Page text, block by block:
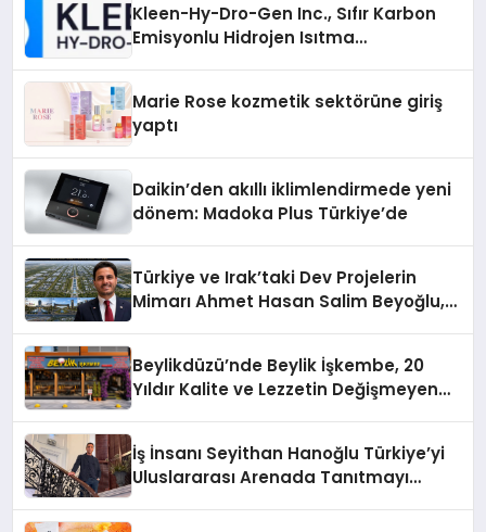
Kleen-Hy-Dro-Gen Inc., Sıfır Karbon
Emisyonlu Hidrojen Isıtma
Marie Rose kozmetik sektörüne giriş
yaptı
Daikin’den akıllı iklimlendirmede yeni
dönem: Madoka Plus Türkiye’de
Türkiye ve Irak’taki Dev Projelerin
Mimarı Ahmet Hasan Salim Beyoğlu,
Hayata Geçirecek
Beylikdüzü’nde Beylik İşkembe, 20
Yıldır Kalite ve Lezzetin Değişmeyen
İş İnsanı Seyithan Hanoğlu Türkiye’yi
Uluslararası Arenada Tanıtmayı